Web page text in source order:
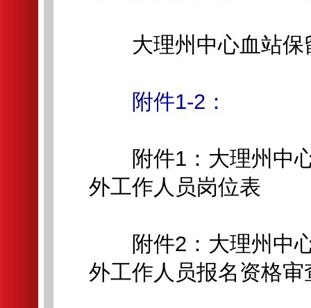
大理州中心血站保
附件1-2：
附件1：大理州中心
外工作人员岗位表
附件2：大理州中心
外工作人员报名资格审